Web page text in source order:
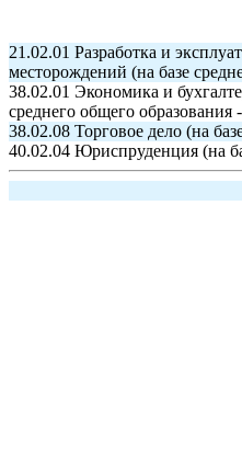
21.02.01 Разработка и
месторождений (на базе
38.02.01 Экономика и
среднего общего образования
38.02.08 Торговое дело (на
40.02.04 Юриспруденция (на